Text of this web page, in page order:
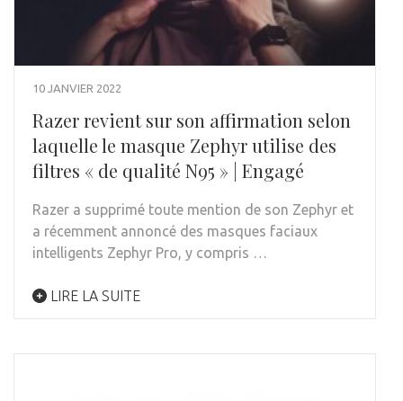
10 JANVIER 2022
Razer revient sur son affirmation selon
laquelle le masque Zephyr utilise des
filtres « de qualité N95 » | Engagé
Razer a supprimé toute mention de son Zephyr et
a récemment annoncé des masques faciaux
intelligents Zephyr Pro, y compris …
LIRE LA SUITE